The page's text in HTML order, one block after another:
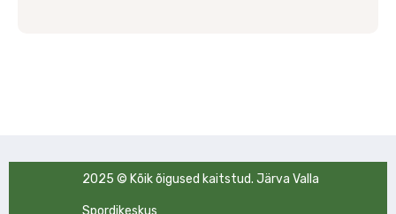
2025 © Kõik õigused kaitstud. Järva Valla
Spordikeskus